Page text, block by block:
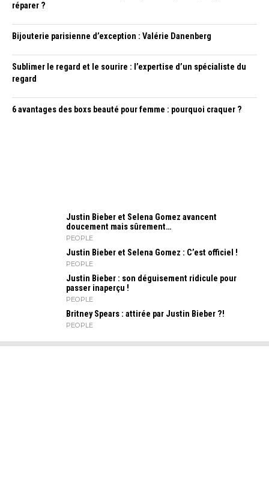
réparer ?
Bijouterie parisienne d’exception : Valérie Danenberg
Sublimer le regard et le sourire : l’expertise d’un spécialiste du
regard
6 avantages des boxs beauté pour femme : pourquoi craquer ?
Justin Bieber et Selena Gomez avancent
doucement mais sûrement…
PEOPLE
Justin Bieber et Selena Gomez : C’est officiel !
PEOPLE
Justin Bieber : son déguisement ridicule pour
passer inaperçu !
PEOPLE
Britney Spears : attirée par Justin Bieber ?!
PEOPLE